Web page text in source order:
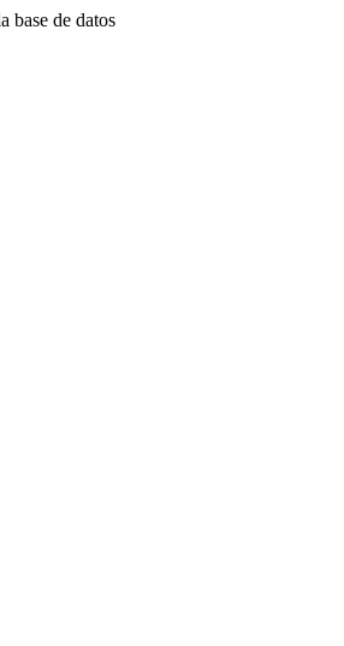
base de datos